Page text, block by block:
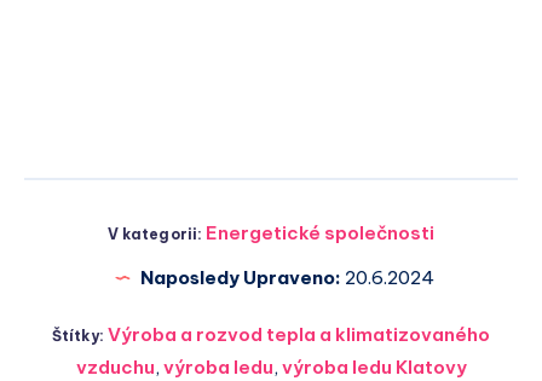
V kategorii: Energetické společnosti
Naposledy Upraveno: 20.6.2024
Štítky:Výroba a rozvod tepla a klimatizovaného
vzduchu, výroba ledu, výroba ledu Klatovy